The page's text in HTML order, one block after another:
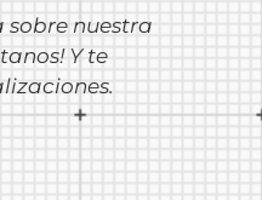
sobre nuestra
Y te